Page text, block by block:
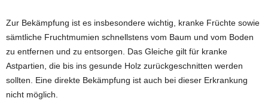
Zur Bekämpfung ist es insbesondere wichtig, kranke Früchte sowie
sämtliche Fruchtmumien schnellstens vom Baum und vom Boden
zu entfernen und zu entsorgen. Das Gleiche gilt für kranke
Astpartien, die bis ins gesunde Holz zurückgeschnitten werden
sollten. Eine direkte Bekämpfung ist auch bei dieser Erkrankung
nicht möglich.